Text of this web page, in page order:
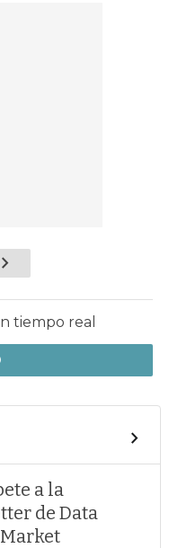
tiempo real
a la
de Data